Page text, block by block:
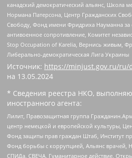
канадский демократический альянс, Школа
Нормана Патерсона, Центр Гражданских
Свободу, Фонд имени Фридриха Науманна за
антивоенное сопротивление, Комитет
Stop Occupation of Karelia, Вернись живым,
Либерально-демократическая Лига Украины
Источник: https://minjust.gov.ru/ru/
на 13.05.2024
* Сведения реестра НКО,
иностранного агента:
Лилит, Правозащитная группа
центр немецкой и европейской культуры,
Фонд защиты прав граждан Штаб, Институт
Фонд борьбы с коррупцией, Альянс
СПИДа, СВЕЧА, Гуманитарное действие,